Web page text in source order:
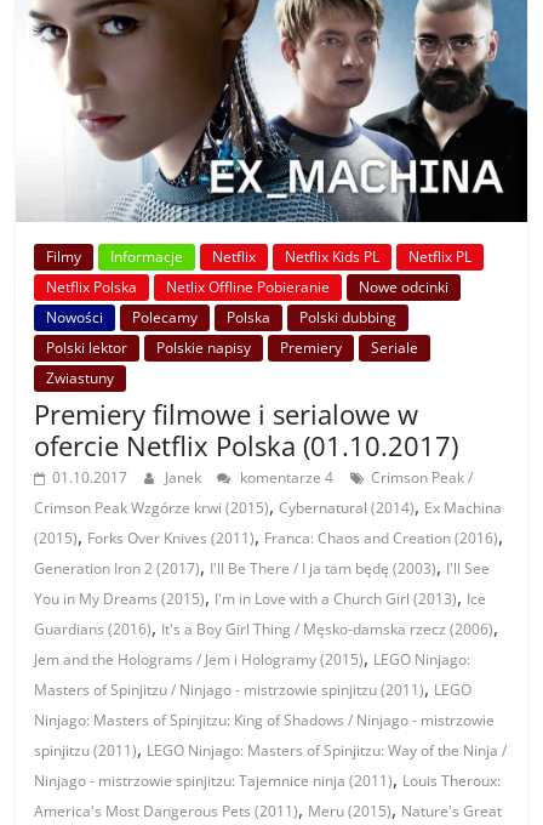
Filmy Informacje Netflix Netflix Kids PL
Netflix PL
Netflix Polska
Netlix Offline Pobieranie
Nowe odcinki
Nowości
Polecamy Polska
Polski dubbing
Polski lektor
Polskie napisy Premiery
Seriale
Zwiastuny
Premiery filmowe i serialowe w
ofercie Netflix Polska (01.10.2017)
01.10.2017 Janek komentarze 4
Crimson Peak /
Crimson Peak Wzgórze krwi (2015),Cybernatural (2014), Ex Machina
(2015), Forks Over Knives (2011), Franca: Chaos and Creation (2016),
Generation Iron 2 (2017), I'll Be There / I ja tam będę (2003), I'll See
You in My Dreams (2015), I'm in Love with a Church Girl (2013), Ice
Guardians (2016), It's a Boy Girl Thing / Męsko-damska rzecz (2006),
Jem and the Holograms / Jem i Hologramy (2015), LEGO Ninjago:
Masters of Spinjitzu / Ninjago - mistrzowie spinjitzu (2011), LEGO
Ninjago: Masters of Spinjitzu: King of Shadows / Ninjago - mistrzowie
spinjitzu (2011), LEGO Ninjago: Masters of Spinjitzu: Way of the Ninja /
Ninjago - mistrzowie spinjitzu: Tajemnice ninja (2011), Louis Theroux:
America's Most Dangerous Pets (2011), Meru (2015), Nature's Great